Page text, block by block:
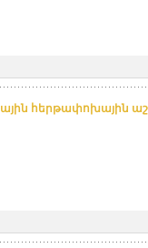
հերթափոխային